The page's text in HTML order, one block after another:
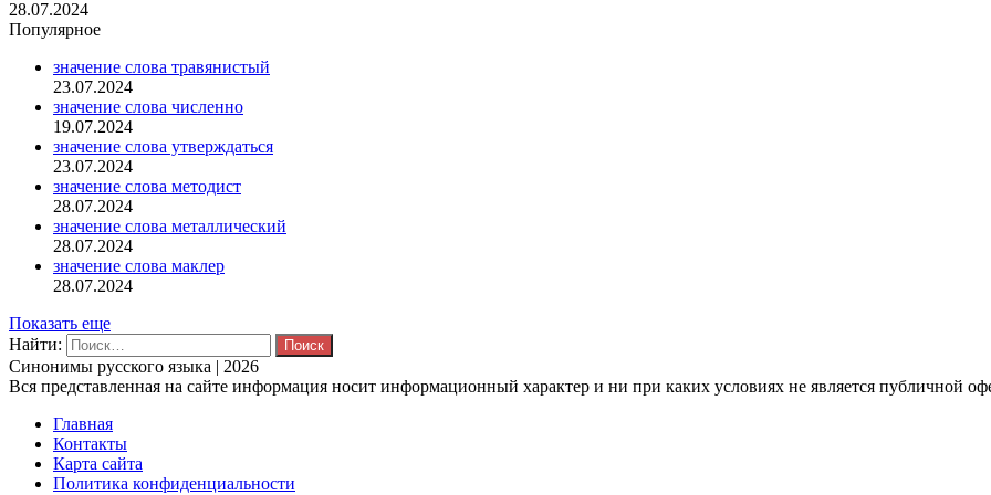
28.07.2024
Популярное
значение слова травянистый
23.07.2024
значение слова численно
19.07.2024
значение слова утверждаться
23.07.2024
значение слова методист
28.07.2024
значение слова металлический
28.07.2024
значение слова маклер
28.07.2024
Показать еще
Найти:
Синонимы русского языка | 2026
Вся представленная на сайте информация носит информационный характер и ни при каких условиях не является публичной
Главная
Контакты
Карта сайта
Политика конфиденциальности